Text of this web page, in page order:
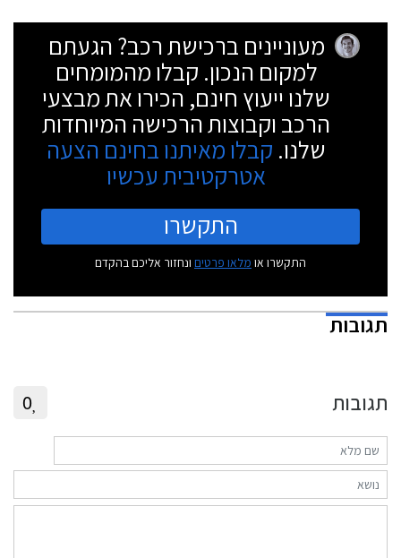
מעוניינים ברכישת רכב? הגעתם
למקום הנכון. קבלו מהמומחים
שלנו ייעוץ חינם, הכירו את מבצעי
הרכב וקבוצות הרכישה המיוחדות
שלנו. קבלו מאיתנו בחינם הצעה
אטרקטיבית עכשיו
התקשרו
התקשרו או מלאו פרטים ונחזור אליכם בהקדם
תגובות
תגובות 0